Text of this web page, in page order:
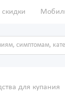
для купания